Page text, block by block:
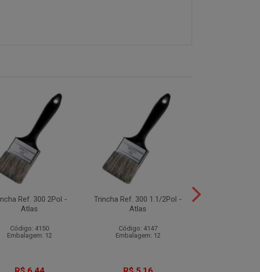
Ref. 300 2Pol -
Atlas
Código: 4150
Embalagem: 12
Trincha Ref. 300 1.1/2Pol -
Atlas
Código: 4147
Embalagem: 12